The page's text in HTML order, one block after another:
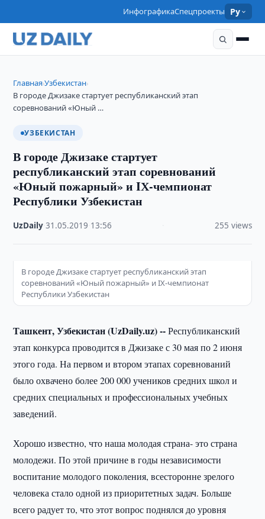
ИнфографикаСпецпроекты Ру
Главная›Узбекистан›
В городе Джизаке стартует республиканский этап
соревнований «Юный …
УЗБЕКИСТАН
В городе Джизаке стартует
республиканский этап соревнований
«Юный пожарный» и IХ-чемпионат
Республики Узбекистан
UzDaily ·31.05.2019 13:56 255 views
В городе Джизаке стартует республиканский этап
соревнований «Юный пожарный» и IХ-чемпионат
Республики Узбекистан
Ташкент, Узбекистан (UzDaily.uz) --Республиканский
этап конкурса проводится в Джизаке с 30 мая по 2 июня
этого года. На первом и втором этапах соревнований
было охвачено более 200 000 учеников средних школ и
средних специальных и профессиональных учебных
заведений.
Хорошо известно, что наша молодая страна- это страна
молодежи. По этой причине в годы независимости
воспитание молодого поколения, всесторонне зрелого
человека стало одной из приоритетных задач. Больше
всего радует то, что этот вопрос поднялся до уровня